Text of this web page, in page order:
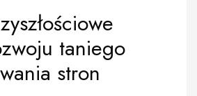
taniego
stron